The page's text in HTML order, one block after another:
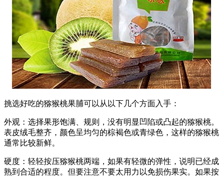
‌挑选好吃的猕猴桃果脯可以从以下几个方面入手‌：
‌外观‌：选择果形饱满、规则，没有明显凹陷或凸起的猕猴桃。
表皮绒毛整齐，颜色呈均匀的棕褐色或青绿色，这样的猕猴桃
通常比较新鲜‌。
‌硬度‌：轻轻按压猕猴桃两端，如果有轻微的弹性，说明已经成
熟到合适的程度。但要注意不要太用力以免损伤果实。如果按